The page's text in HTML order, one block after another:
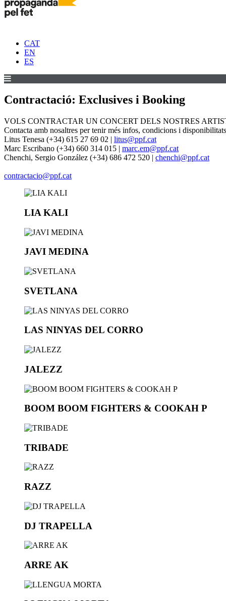
CAT
EN
ES
Contractació: Exclusives i Booking
VOLS CONTRACTAR UN CONCERT DELS NOSTRES
Contacta amb nosaltres per tenir més infos, condicions i
Litus Tenesa (+34) 615 27 69 02 | litus@ppf.cat
Marc Escribano (+34) 660 314 015 | marc.em@ppf.cat
Chenchi, Sergio González (+34) 686 472 520 | chenchi@ppf.cat
contractacio@ppf.cat
LIA KALI
JAVI MEDINA
SVETLANA
LAS NINYAS DEL CORRO
JALEZZ
BOOM BOOM FIGHTERS & COOKAH P
TRIBADE
RAZZ
DJ TRAPELLA
ARRE AK